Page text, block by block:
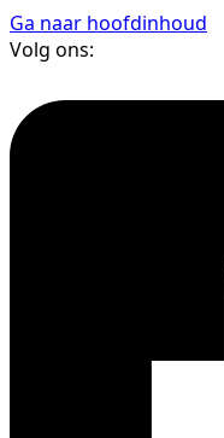
Ga naar hoofdinhoud
Volg ons: